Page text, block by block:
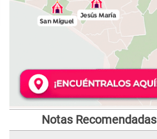
Notas Recomendadas